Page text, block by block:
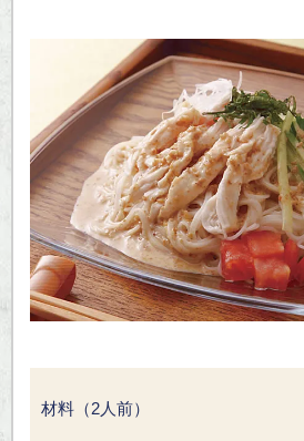
材料（2人前）